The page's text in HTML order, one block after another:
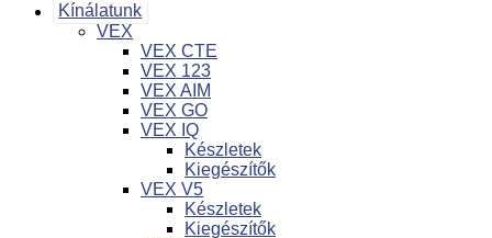
Kínálatunk
VEX
VEX CTE
VEX 123
VEX AIM
VEX GO
VEX IQ
Készletek
Kiegészítők
VEX V5
Készletek
Kiegészítők